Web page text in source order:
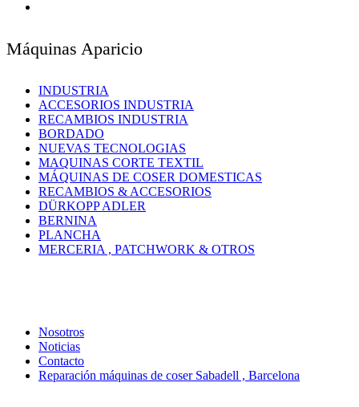
Máquinas Aparicio
INDUSTRIA
ACCESORIOS INDUSTRIA
RECAMBIOS INDUSTRIA
BORDADO
NUEVAS TECNOLOGIAS
MAQUINAS CORTE TEXTIL
MÁQUINAS DE COSER DOMESTICAS
RECAMBIOS & ACCESORIOS
DÜRKOPP ADLER
BERNINA
PLANCHA
MERCERIA , PATCHWORK & OTROS
Nosotros
Noticias
Contacto
Reparación máquinas de coser Sabadell , Barcelona